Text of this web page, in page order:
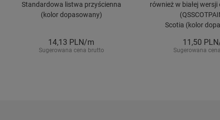
Standardowa listwa przyścienna
(kolor dopasowany)
14,13 PLN/m
Sugerowana cena brutto
również w białej
Scotia (kolor
11,50
Sugerowana